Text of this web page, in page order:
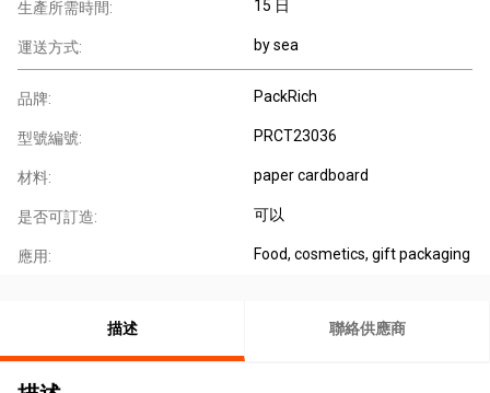
生產所需時間: 15 日
運送方式: by sea
品牌: PackRich
型號編號: PRCT23036
材料: paper cardboard
是否可訂造: 可以
應用: Food, cosmetics, gift packaging
描述 聯絡供應商